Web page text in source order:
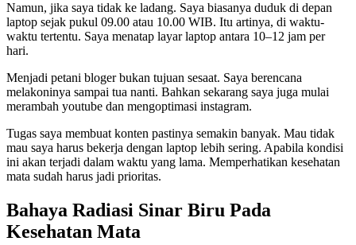
Namun, jika saya tidak ke ladang. Saya biasanya duduk di depan
laptop sejak pukul 09.00 atau 10.00 WIB. Itu artinya, di waktu-
waktu tertentu. Saya menatap layar laptop antara 10–12 jam per
hari.
Menjadi petani bloger bukan tujuan sesaat. Saya berencana
melakoninya sampai tua nanti. Bahkan sekarang saya juga mulai
merambah youtube dan mengoptimasi instagram.
Tugas saya membuat konten pastinya semakin banyak. Mau tidak
mau saya harus bekerja dengan laptop lebih sering. Apabila kondisi
ini akan terjadi dalam waktu yang lama. Memperhatikan kesehatan
mata sudah harus jadi prioritas.
Bahaya Radiasi Sinar Biru Pada
Kesehatan Mata